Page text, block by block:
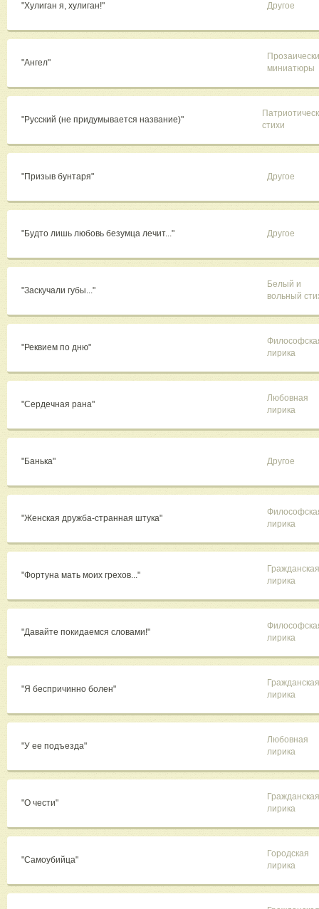
"Хулиган я, хулиган!" Другое
"Ангел"
миниатюры
"Русский (не придумывается название)"
стихи
"Призыв бунтаря" Другое
"Будто лишь любовь безумца лечит..." Другое
"Заскучали губы..."
Белый и
вольный
"Реквием по дню"
лирика
"Сердечная рана"
Любовная
лирика
"Банька" Другое
"Женская дружба-странная штука"
лирика
"Фортуна мать моих грехов..."
Гражданская
лирика
"Давайте покидаемся словами!"
лирика
"Я беспричинно болен"
Гражданская
лирика
"У ее подъезда"
Любовная
лирика
"О чести"
Гражданская
лирика
"Самоубийца"
Городская
лирика